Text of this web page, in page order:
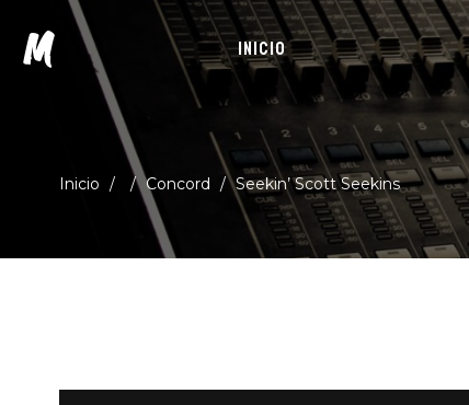
M INICIO
Inicio / / Concord / Seekin’ Scott Seekins